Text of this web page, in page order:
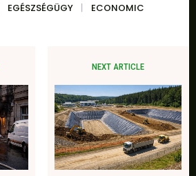
EGÉSZSÉGÜGY ECONOMIC
NEXT ARTICLE